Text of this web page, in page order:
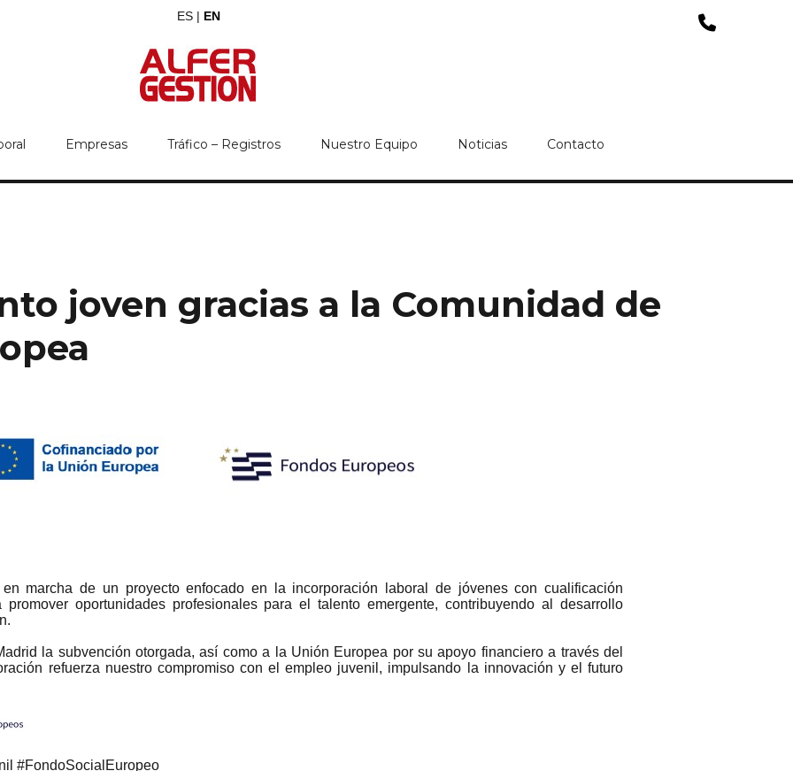
ES | EN
Empresas Tráfico – Registros Nuestro Equipo Noticias Contacto
joven gracias a la Comunidad de
marcha de un proyecto enfocado en la incorporación laboral de jóvenes con cualificación
promover oportunidades profesionales para el talento emergente, contribuyendo al desarrollo
la subvención otorgada, así como a la Unión Europea por su apoyo financiero a través del
refuerza nuestro compromiso con el empleo juvenil, impulsando la innovación y el futuro
#FondoSocialEuropeo